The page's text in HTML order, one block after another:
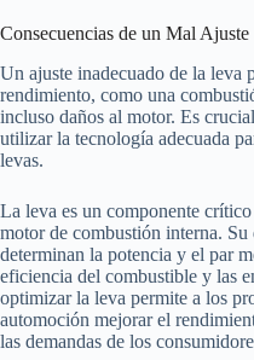
Consecuencias de un Mal Ajuste
Un ajuste inadecuado de la leva
rendimiento, como una
incluso daños al motor. Es
utilizar la tecnología adecuada
levas.
La leva es un componente
motor de combustión interna.
determinan la potencia y el par
eficiencia del combustible y las
optimizar la leva permite a los
automoción mejorar el
las demandas de los